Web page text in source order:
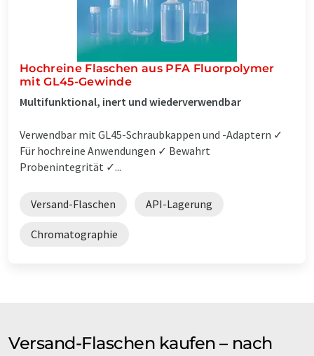
Hochreine Flaschen aus PFA Fluorpolymer
mit GL45-Gewinde
Multifunktional, inert und wiederverwendbar
Verwendbar mit GL45-Schraubkappen und -Adaptern ✓
Für hochreine Anwendungen ✓ Bewahrt
Probenintegrität ✓...
Versand-Flaschen API-Lagerung
Chromatographie
Versand-Flaschen kaufen – nach